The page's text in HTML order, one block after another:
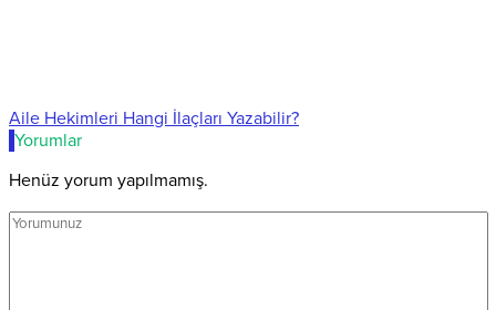
Aile Hekimleri Hangi İlaçları Yazabilir?
Yorumlar
Henüz yorum yapılmamış.